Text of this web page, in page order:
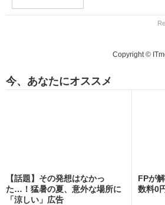
Copyright ©
今、あなたにオススメ
【話題】その発想はなかっ
た…！猛暑の夏、意外な場所に
「涼しい」広告
FPが
数料0